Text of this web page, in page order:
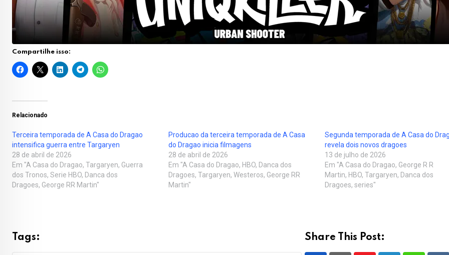
Compartilhe isso:
Relacionado
Terceira temporada de A Casa do Dragao
intensifica guerra entre Targaryen
28 de abril de 2026
Em "A Casa do Dragao, Targaryen, Guerra
dos Tronos, Serie HBO, Danca dos
Dragoes, George RR Martin"
Producao da terceira temporada de A Casa
do Dragao inicia filmagens
28 de abril de 2026
Em "A Casa do Dragao, HBO, Danca dos
Dragoes, Targaryen, Westeros, George RR
Martin"
Segunda temporada de A Casa do
revela dois novos dragoes
13 de julho de 2026
Em "A Casa do Dragao, George R R
Martin, HBO, Targaryen, Danca dos
Dragoes, series"
Tags: Share This Post: